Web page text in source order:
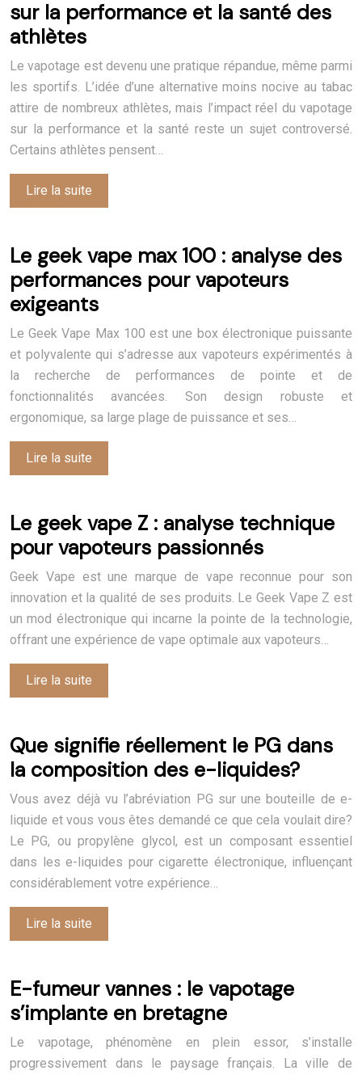
sur la performance et la santé des
athlètes
Le vapotage est devenu une pratique répandue, même parmi
les sportifs. L’idée d’une alternative moins nocive au tabac
attire de nombreux athlètes, mais l’impact réel du vapotage
sur la performance et la santé reste un sujet controversé.
Certains athlètes pensent…
Lire la suite
Le geek vape max 100 : analyse des
performances pour vapoteurs
exigeants
Le Geek Vape Max 100 est une box électronique puissante
et polyvalente qui s’adresse aux vapoteurs expérimentés à
la recherche de performances de pointe et de
fonctionnalités avancées. Son design robuste et
ergonomique, sa large plage de puissance et ses…
Lire la suite
Le geek vape Z : analyse technique
pour vapoteurs passionnés
Geek Vape est une marque de vape reconnue pour son
innovation et la qualité de ses produits. Le Geek Vape Z est
un mod électronique qui incarne la pointe de la technologie,
offrant une expérience de vape optimale aux vapoteurs…
Lire la suite
Que signifie réellement le PG dans
la composition des e-liquides?
Vous avez déjà vu l’abréviation PG sur une bouteille de e-
liquide et vous vous êtes demandé ce que cela voulait dire?
Le PG, ou propylène glycol, est un composant essentiel
dans les e-liquides pour cigarette électronique, influençant
considérablement votre expérience…
Lire la suite
E-fumeur vannes : le vapotage
s’implante en bretagne
Le vapotage, phénomène en plein essor, s’installe
progressivement dans le paysage français. La ville de